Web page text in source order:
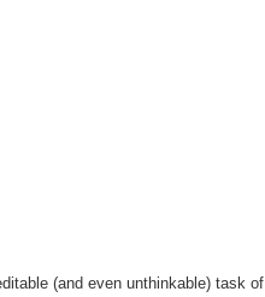
(and even unthinkable) task of